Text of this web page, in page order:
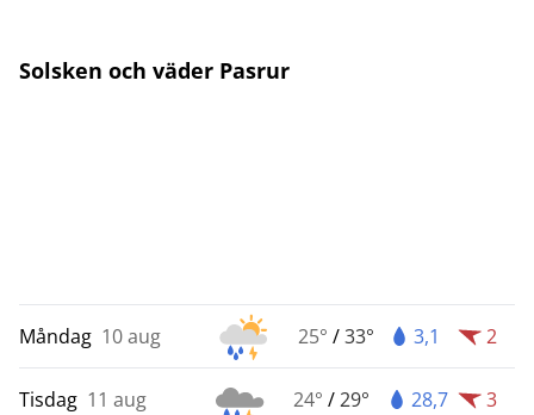
Solsken och väder Pasrur
Måndag 10 aug 25° /33° 3,1 2
Tisdag 11 aug 24° /29° 28,7 3